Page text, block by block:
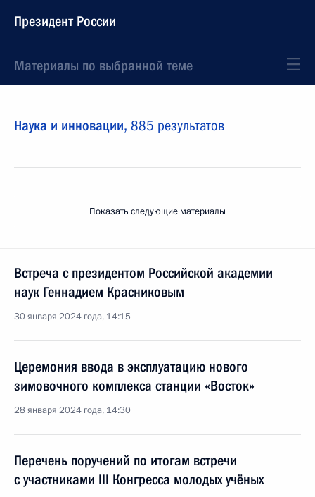
Президент России
Материалы по выбранной теме
Наука и инновации, 885 результатов
Показать следующие материалы
Встреча с президентом Российской академии
наук Геннадием Красниковым
30 января 2024 года, 14:15
Церемония ввода в эксплуатацию нового
зимовочного комплекса станции «Восток»
28 января 2024 года, 14:30
Перечень поручений по итогам встречи
с участниками III Конгресса молодых учёных